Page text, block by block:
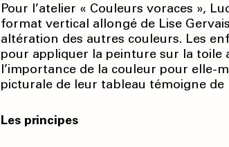
Pour l’atelier « Couleurs voraces »,
format vertical allongé de Lise
altération des autres couleurs. Les
pour appliquer la peinture sur la toile
l’importance de la couleur pour elle-
picturale de leur tableau témoigne de
Les principes